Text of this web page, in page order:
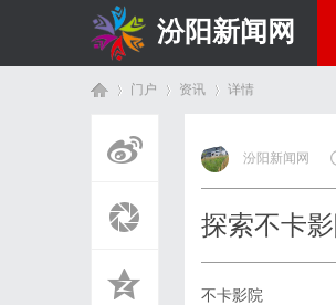
汾阳新闻网
门户 资讯
›
详情
汾阳新闻网
探索不卡
不卡影院